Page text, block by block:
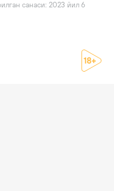
санаси: 2023 йил 6